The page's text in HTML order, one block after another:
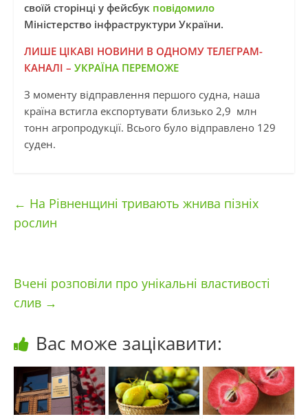
своїй сторінці у фейсбук повідомило
Міністерство інфраструктури України.
ЛИШЕ ЦІКАВІ НОВИНИ В ОДНОМУ ТЕЛЕГРАМ-
КАНАЛІ – УКРАЇНА ПЕРЕМОЖЕ
З моменту відправлення першого судна, наша
країна встигла експортувати близько 2,9 млн
тонн агропродукції. Всього було відправлено 129
суден.
← На Рівненщині тривають жнива пізніх
рослин
Вчені розповіли про унікальні властивості
слив →
Вас може зацікавити: